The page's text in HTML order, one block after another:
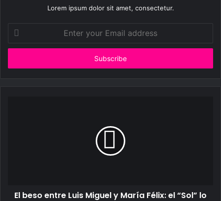
Lorem ipsum dolor sit amet, consectetur.
Enter
your
Email
El beso entre Luis Miguel y María Félix: el “Sol” lo